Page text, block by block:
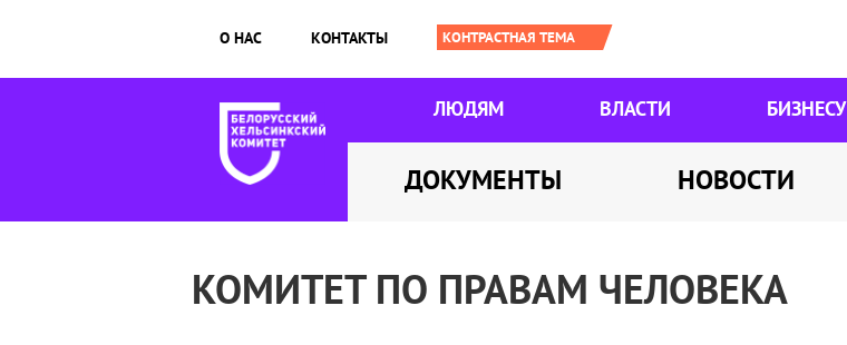
О НАС КОНТАКТЫ
ЛЮДЯМ ВЛАСТИ БИЗНЕСУ
ДОКУМЕНТЫ НОВОСТИ
КОМИТЕТ ПО ПРАВАМ ЧЕЛОВЕКА